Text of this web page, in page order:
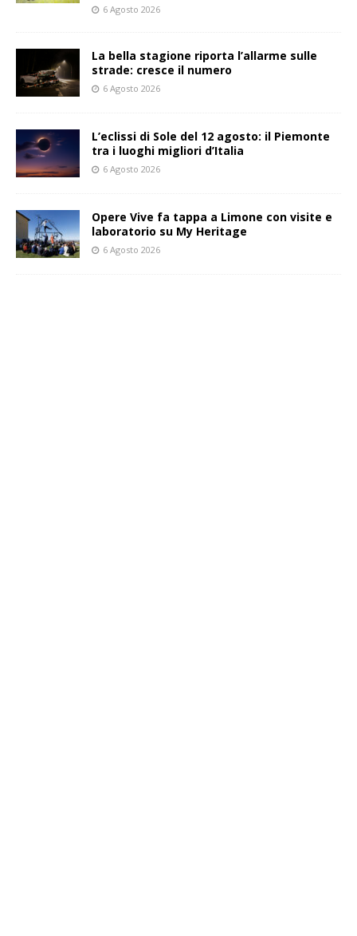
6 Agosto 2026
La bella stagione riporta l’allarme sulle
strade: cresce il numero
6 Agosto 2026
L’eclissi di Sole del 12 agosto: il Piemonte
tra i luoghi migliori d’Italia
6 Agosto 2026
Opere Vive fa tappa a Limone con visite e
laboratorio su My Heritage
6 Agosto 2026